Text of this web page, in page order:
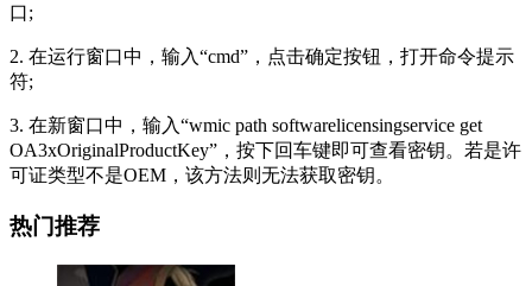
口;
2. 在运行窗口中，输入“cmd”，点击确定按钮，打开命令提示
符;
3. 在新窗口中，输入“wmic path softwarelicensingservice get
OA3xOriginalProductKey”，按下回车键即可查看密钥。若是许
可证类型不是OEM，该方法则无法获取密钥。
热门推荐